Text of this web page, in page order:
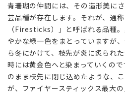
異
端
児
——
フ
ァ
イ
ース
青珊瑚の仲間には、その造形美に
芸品種が存在します。それが、通
（Firesticks）」と呼ばれる品種
やかな緑一色をまとっていますが
ら冬にかけて、枝先が炎に炙られ
時には黄金色へと染まっていくの
のまま枝先に閉じ込めたような、
が、ファイヤースティックス最大